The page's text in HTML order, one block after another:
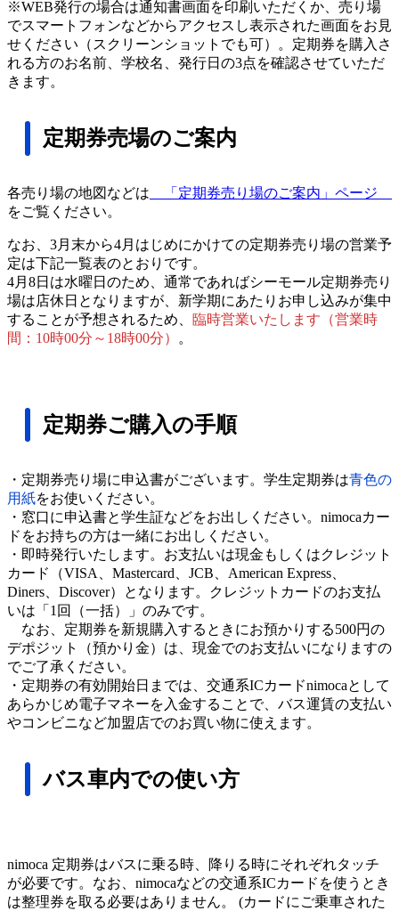
※WEB発行の場合は通知書画面を印刷いただくか、売り場
でスマートフォンなどからアクセスし表示された画面をお見
せください（スクリーンショットでも可）。定期券を購入さ
れる方のお名前、学校名、発行日の3点を確認させていただ
きます。
定期券売場のご案内
各売り場の地図などは 「定期券売り場のご案内」ページ
をご覧ください。
なお、3月末から4月はじめにかけての定期券売り場の営業予
定は下記一覧表のとおりです。
4月8日は水曜日のため、通常であればシーモール定期券売り
場は店休日となりますが、新学期にあたりお申し込みが集中
することが予想されるため、 臨時営業いたします（営業時
間：10時00分～18時00分）
。
定期券ご購入の手順
・定期券売り場に申込書がございます。学生定期券は青色の
用紙をお使いください。
・窓口に申込書と学生証などをお出しください。nimocaカー
ドをお持ちの方は一緒にお出しください。
・即時発行いたします。お支払いは現金もしくはクレジット
カード（VISA、Mastercard、JCB、American Express、
Diners、Discover）となります。クレジットカードのお支払
いは「1回（一括）」のみです。
なお、定期券を新規購入するときにお預かりする500円の
デポジット（預かり金）は、現金でのお支払いになりますの
でご了承ください。
・定期券の有効開始日までは、交通系ICカードnimocaとして
あらかじめ電子マネーを入金することで、バス運賃の支払い
やコンビニなど加盟店でのお買い物に使えます。
バス車内での使い方
nimoca 定期券はバスに乗る時、降りる時にそれぞれタッチ
が必要です。なお、nimocaなどの交通系ICカードを使うとき
は整理券を取る必要はありません。 (カードにご乗車された